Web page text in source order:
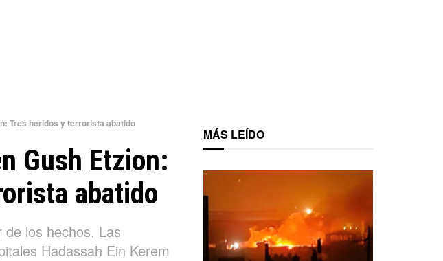
Tres heridos y terrorista abatido
Gush Etzion:
abatido
los hechos. Las
Hadassah Ein Kerem
MÁS LEÍDO